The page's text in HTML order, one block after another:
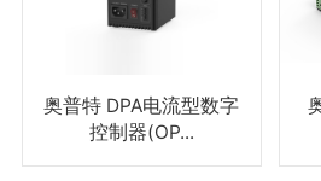
奥普特 DPA电流型数字
控制器(OP...